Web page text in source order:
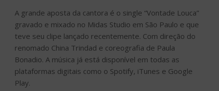
A grande aposta da cantora é o single “Vontade Louca”
gravado e mixado no Midas Studio em São Paulo e que
teve seu clipe lançado recentemente. Com direção do
renomado China Trindad e coreografia de Paula
Bonadio. A música já está disponível em todas as
plataformas digitais como o Spotify, iTunes e Google
Play.